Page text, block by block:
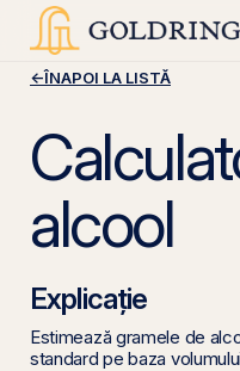
←ÎNAPOI LA LISTĂ
alcool
Explicație
Estimează gramele de
standard pe baza